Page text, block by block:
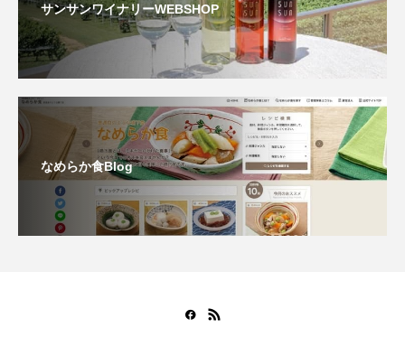
サンサンワイナリーWEBSHOP
なめらか食Blog